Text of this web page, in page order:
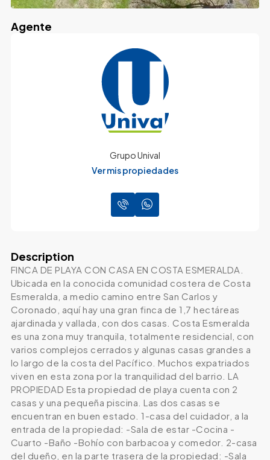
Agente
Grupo Unival
Ver mis propiedades
Description
FINCA DE PLAYA CON CASA EN COSTA ESMERALDA.
Ubicada en la conocida comunidad costera de Costa
Esmeralda, a medio camino entre San Carlos y
Coronado, aquí hay una gran finca de 1,7 hectáreas
ajardinada y vallada, con dos casas. Costa Esmeralda
es una zona muy tranquila, totalmente residencial, con
varios complejos cerrados y algunas casas grandes a
lo largo de la costa del Pacífico. Muchos expatriados
viven en esta zona por la tranquilidad del barrio. LA
PROPIEDAD Esta propiedad de playa cuenta con 2
casas y una pequeña piscina. Las dos casas se
encuentran en buen estado. 1-casa del cuidador, a la
entrada de la propiedad: -Sala de estar -Cocina -
Cuarto -Baño -Bohío con barbacoa y comedor. 2-casa
del dueño, en la parte trasera de la propiedad: -Sala